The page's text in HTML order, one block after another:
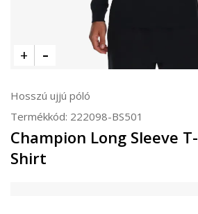
Hosszú ujjú póló
Termékkód: 222098-BS501
Champion Long Sleeve T-
Shirt